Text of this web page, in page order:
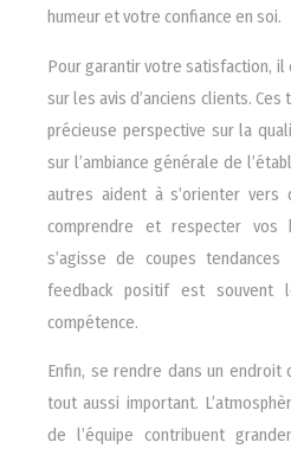
humeur et votre confiance en soi.
Pour garantir votre satisfaction, il
sur les avis d’anciens clients.
précieuse perspective sur la
sur l’ambiance générale de
autres aident à s’orienter vers
comprendre et respecter vos
s’agisse de coupes
feedback positif est souvent
compétence.
Enfin, se rendre dans un endroit
tout aussi important.
de l’équipe contribuent